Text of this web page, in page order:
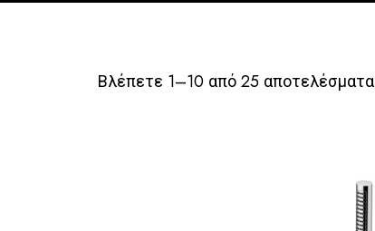
Βλέπετε 1–10 από 25 αποτελέσματα